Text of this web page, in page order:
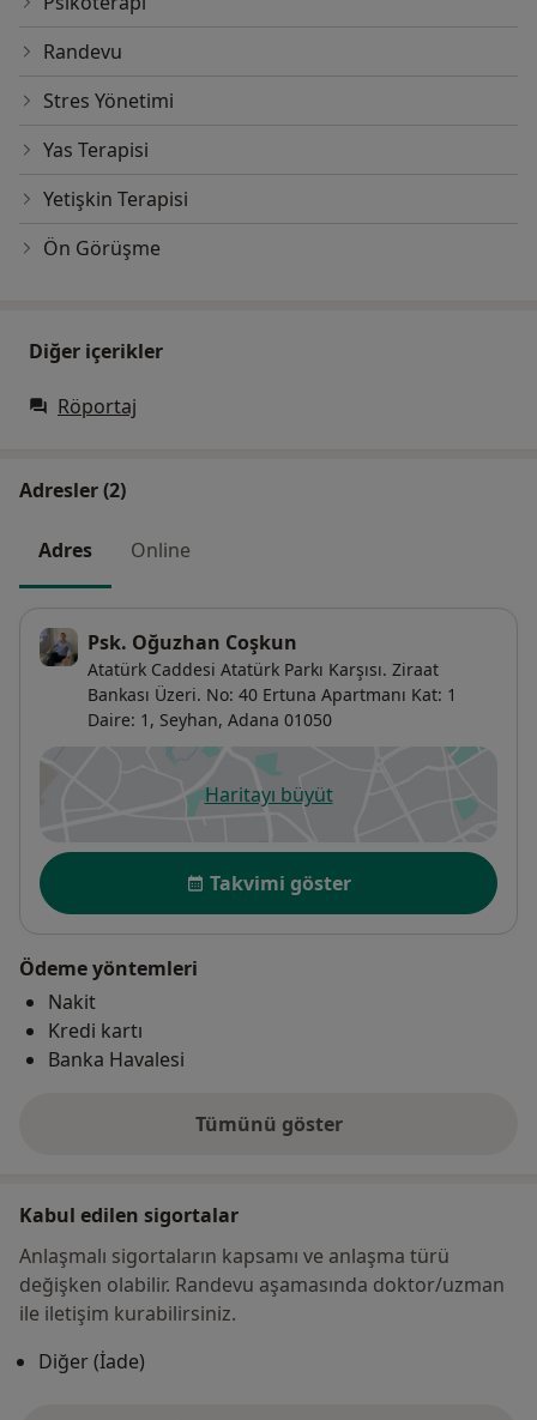
Randevu
Stres Yönetimi
Yas Terapisi
Yetişkin Terapisi
Ön Görüşme
Diğer içerikler
Röportaj
Adresler (2)
Adres Online
Psk. Oğuzhan Coşkun
Atatürk Caddesi Atatürk Parkı Karşısı. Ziraat
Bankası Üzeri. No: 40 Ertuna Apartmanı Kat: 1
Daire: 1, Seyhan, Adana 01050
Haritayı büyütyeni bir sekmede açılır
Uygunluk
Takvimi göster
Ödeme yöntemleri
Nakit
Kredi kartı
Banka Havalesi
Tümünü göster
adres hakkında
Kabul edilen sigortalar
Anlaşmalı sigortaların kapsamı ve anlaşma türü
değişken olabilir. Randevu aşamasında doktor/uzman
ile iletişim kurabilirsiniz.
Diğer (İade)